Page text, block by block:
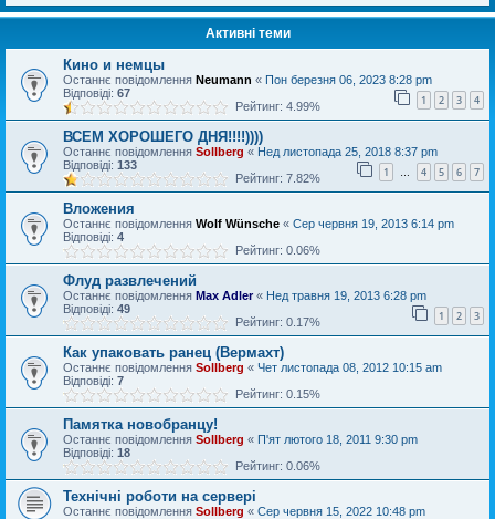
Активні теми
Кино и немцы
Останнє повідомлення Neumann « Пон березня 06, 2023 8:28 pm
Відповіді: 67 1 2 3 4
Рейтинг: 4.99%
ВСЕМ ХОРОШЕГО ДНЯ!!!!))))
Останнє повідомлення Sollberg « Нед листопада 25, 2018 8:37 pm
Відповіді: 133 1 … 4 5 6 7
Рейтинг: 7.82%
Вложения
Останнє повідомлення Wolf Wünsche « Сер червня 19, 2013 6:14 pm
Відповіді: 4
Рейтинг: 0.06%
Флуд развлечений
Останнє повідомлення Max Adler« Нед травня 19, 2013 6:28 pm
Відповіді: 49 1 2 3
Рейтинг: 0.17%
Как упаковать ранец (Вермахт)
Останнє повідомлення Sollberg « Чет листопада 08, 2012 10:15 am
Відповіді: 7
Рейтинг: 0.15%
Памятка новобранцу!
Останнє повідомлення Sollberg « П'ят лютого 18, 2011 9:30 pm
Відповіді: 18
Рейтинг: 0.06%
Технічні роботи на сервері
Останнє повідомлення Sollberg « Сер червня 15, 2022 10:48 pm